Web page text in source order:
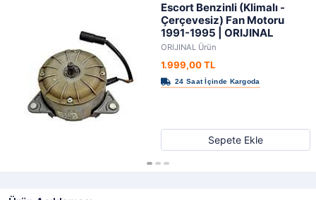
Escort Benzinli (Klimalı -
Çerçevesiz) Fan Motoru
1991-1995 | ORIJINAL
ORIJINAL Ürün
1.999,00 TL
Sepete Ekle